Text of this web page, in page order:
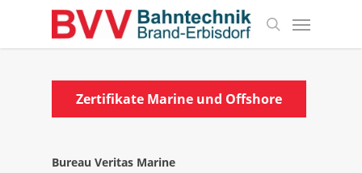
Menu
Zertifikate Marine und Offshore
Bureau Veritas Marine